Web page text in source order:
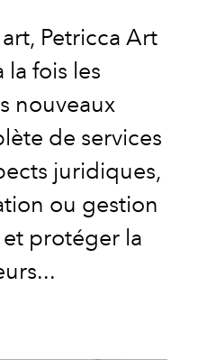
Petricca Art
fois les
nouveaux
de services
juridiques,
ou gestion
protéger la